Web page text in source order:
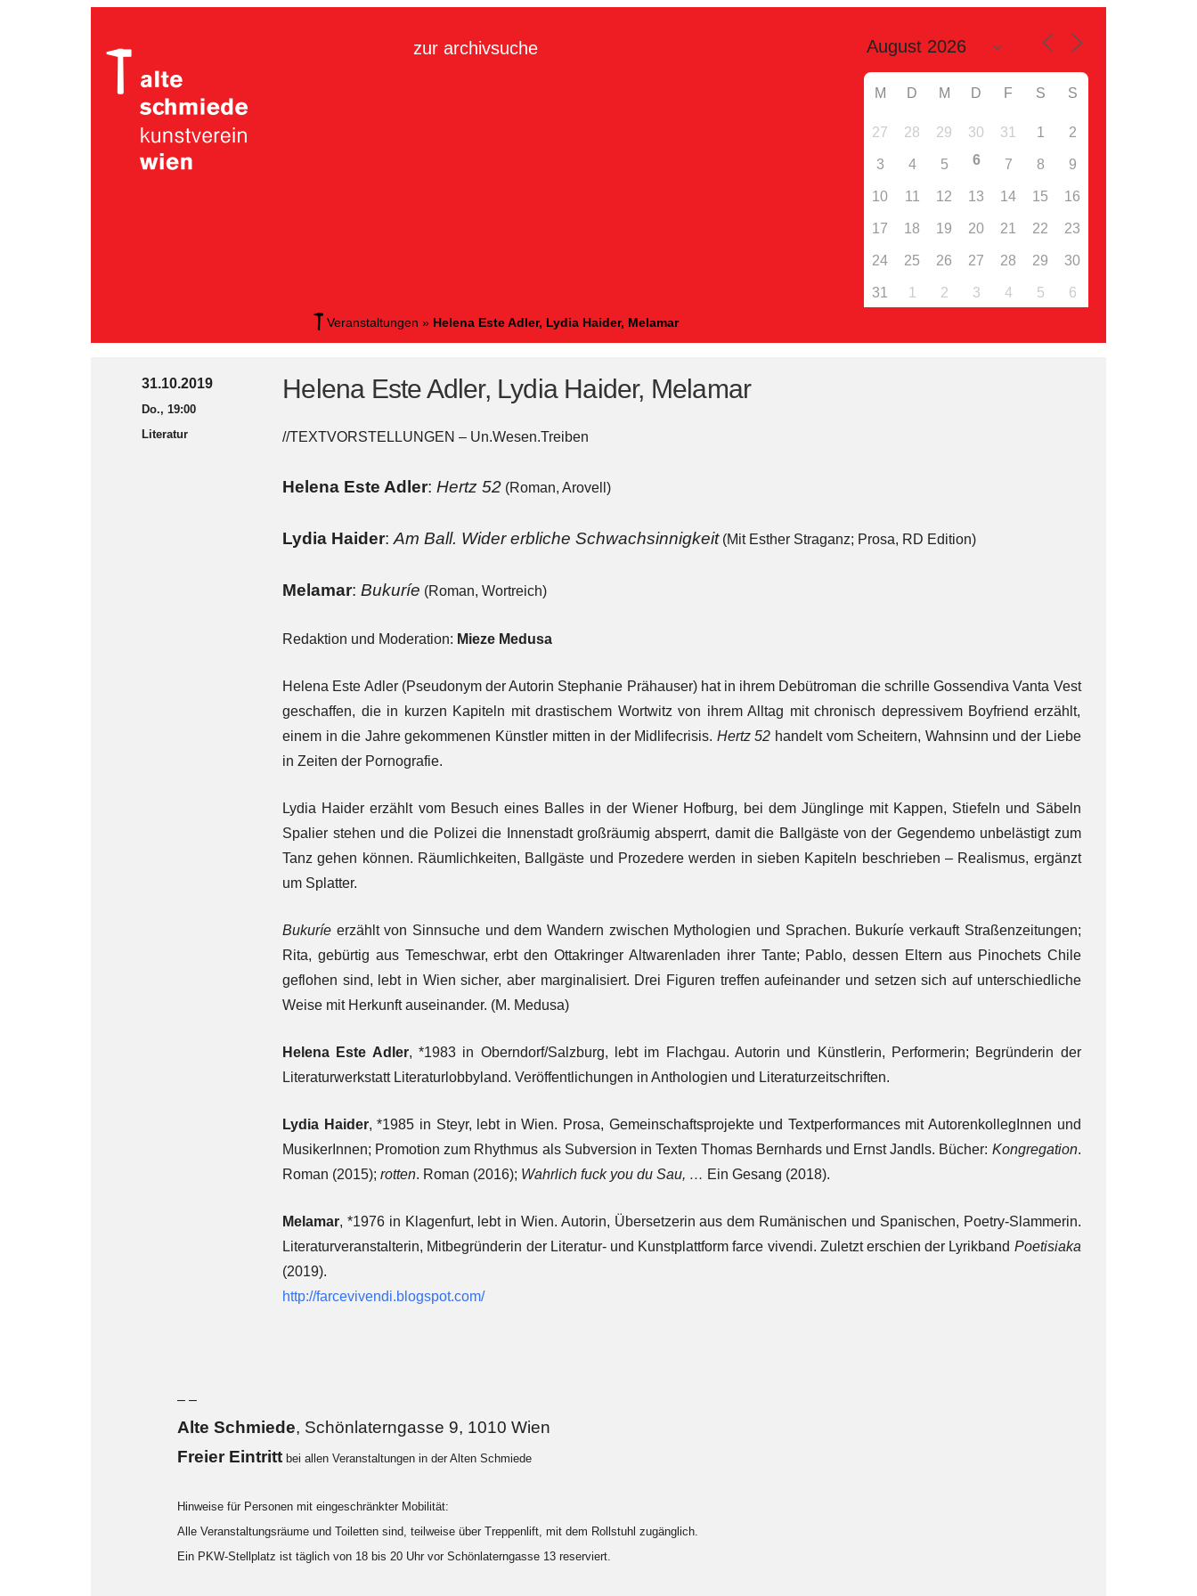
zur archivsuche
M D M D F S S
27 28 29 30 31 1 2
3 4 5 6 7 8 9
10 11 12 13 14 15 16
17 18 19 20 21 22 23
24 25 26 27 28 29 30
31 1 2 3 4 5 6
Veranstaltungen » Helena Este Adler, Lydia Haider, Melamar
31.10.2019
Do., 19:00
Literatur
Helena Este Adler, Lydia Haider, Melamar
//TEXTVORSTELLUNGEN – Un.Wesen.Treiben
Helena Este Adler:Hertz 52 (Roman, Arovell)
Lydia Haider:Am Ball. Wider erbliche Schwachsinnigkeit(Mit Esther Straganz; Prosa, RD Edition)
Melamar:Bukuríe (Roman, Wortreich)
Redaktion und Moderation: Mieze Medusa
Helena Este Adler (Pseudonym der Autorin Stephanie Prähauser) hat in ihrem Debütroman die schrille Gossendiva Vanta Vest
geschaffen, die in kurzen Kapiteln mit drastischem Wortwitz von ihrem Alltag mit chronisch depressivem Boyfriend erzählt,
einem in die Jahre gekommenen Künstler mitten in der Midlifecrisis. Hertz 52 handelt vom Scheitern, Wahnsinn und der Liebe
in Zeiten der Pornografie.
Lydia Haider erzählt vom Besuch eines Balles in der Wiener Hofburg, bei dem Jünglinge mit Kappen, Stiefeln und Säbeln
Spalier stehen und die Polizei die Innenstadt großräumig absperrt, damit die Ballgäste von der Gegendemo unbelästigt zum
Tanz gehen können. Räumlichkeiten, Ballgäste und Prozedere werden in sieben Kapiteln beschrieben – Realismus, ergänzt
um Splatter.
Bukuríe erzählt von Sinnsuche und dem Wandern zwischen Mythologien und Sprachen. Bukuríe verkauft Straßenzeitungen;
Rita, gebürtig aus Temeschwar, erbt den Ottakringer Altwarenladen ihrer Tante; Pablo, dessen Eltern aus Pinochets Chile
geflohen sind, lebt in Wien sicher, aber marginalisiert. Drei Figuren treffen aufeinander und setzen sich auf unterschiedliche
Weise mit Herkunft auseinander. (M. Medusa)
Helena Este Adler, *1983 in Oberndorf/Salzburg, lebt im Flachgau. Autorin und Künstlerin, Performerin; Begründerin der
Literaturwerkstatt Literaturlobbyland. Veröffentlichungen in Anthologien und Literaturzeitschriften.
Lydia Haider, *1985 in Steyr, lebt in Wien. Prosa, Gemeinschaftsprojekte und Textperformances mit AutorenkollegInnen und
MusikerInnen; Promotion zum Rhythmus als Subversion in Texten Thomas Bernhards und Ernst Jandls. Bücher: Kongregation.
Roman (2015);rotten. Roman (2016); Wahrlich fuck you du Sau, … Ein Gesang (2018).
Melamar, *1976 in Klagenfurt, lebt in Wien. Autorin, Übersetzerin aus dem Rumänischen und Spanischen, Poetry-Slammerin.
Literaturveranstalterin, Mitbegründerin der Literatur- und Kunstplattform farce vivendi. Zuletzt erschien der Lyrikband Poetisiaka
(2019).
http://farcevivendi.blogspot.com/
– –
Alte Schmiede, Schönlaterngasse 9, 1010 Wien
Freier Eintritt bei allen Veranstaltungen in der Alten Schmiede
Hinweise für Personen mit eingeschränkter Mobilität:
Alle Veranstaltungsräume und Toiletten sind, teilweise über Treppenlift, mit dem Rollstuhl zugänglich.
Ein PKW-Stellplatz ist täglich von 18 bis 20 Uhr vor Schönlaterngasse 13 reserviert.